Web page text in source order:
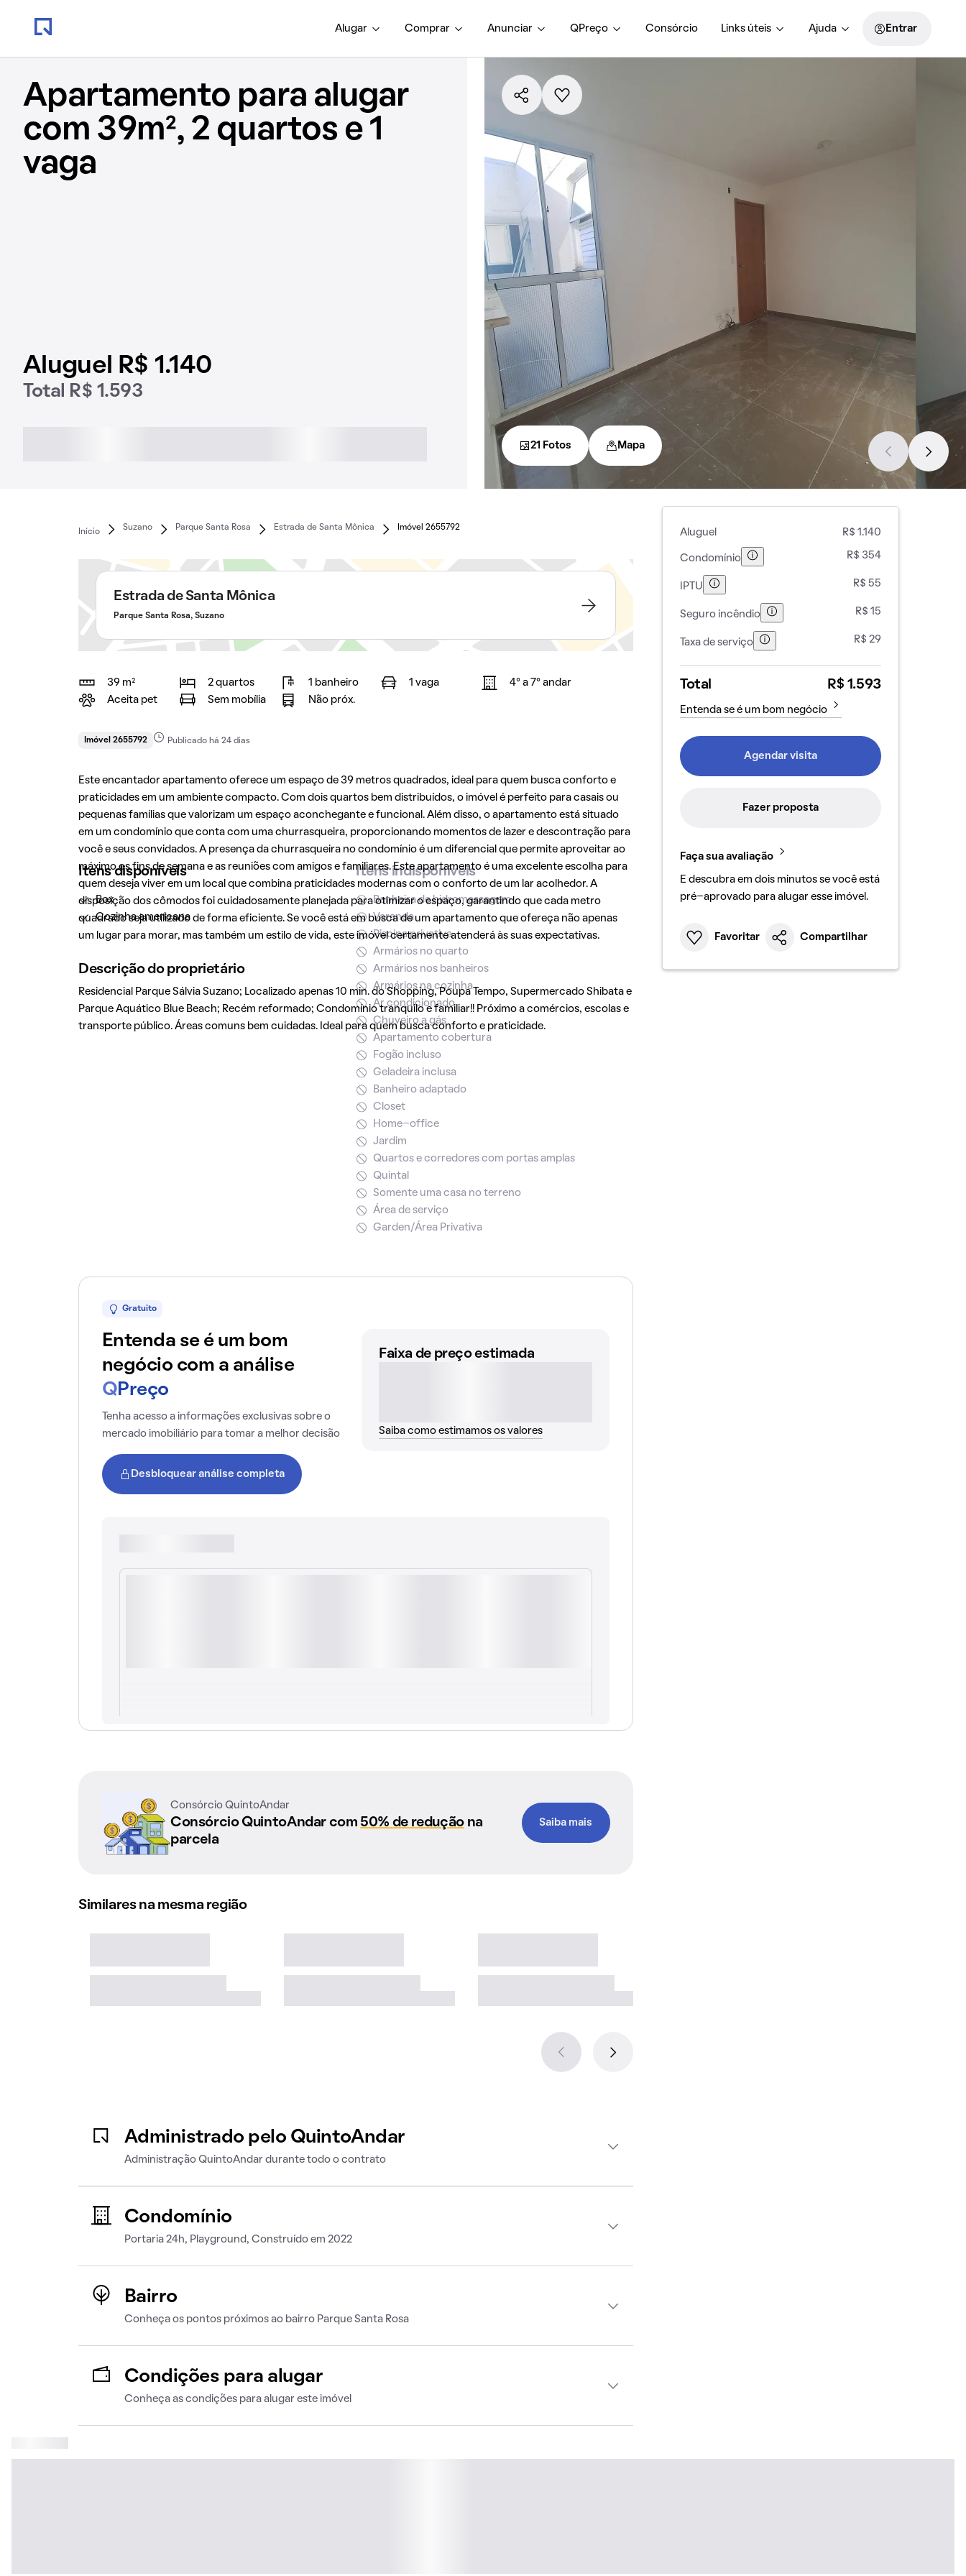
Alugar Comprar Anunciar QPreço Consórcio Links úteis Ajuda Entrar
Apartamento para alugar
com 39m², 2 quartos e 1
vaga
Aluguel R$ 1.140
Total R$ 1.593
21 Fotos Mapa
Início
Suzano Parque Santa Rosa Estrada de Santa Mônica Imóvel 2655792
Estrada de Santa Mônica
Parque Santa Rosa, Suzano
39 m² 2 quartos 1 banheiro 1 vaga
4° a 7° andar
Aceita pet
Sem mobília Não próx.
Imóvel 2655792 Publicado há 24 dias
Este encantador apartamento oferece um espaço de 39 metros quadrados, ideal para quem busca conforto e
praticidades em um ambiente compacto. Com dois quartos bem distribuídos, o imóvel é perfeito para casais ou
pequenas famílias que valorizam um espaço aconchegante e funcional. Além disso, o apartamento está situado
em um condomínio que conta com uma churrasqueira, proporcionando momentos de lazer e descontração para
você e seus convidados. A presença da churrasqueira no condomínio é um diferencial que permite aproveitar ao
máximo os fins de semana e as reuniões com amigos e familiares. Este apartamento é uma excelente escolha para
quem deseja viver em um local que combina praticidades modernas com o conforto de um lar acolhedor. A
disposição dos cômodos foi cuidadosamente planejada para otimizar o espaço, garantindo que cada metro
quadrado seja utilizado de forma eficiente. Se você está em busca de um apartamento que ofereça não apenas
um lugar para morar, mas também um estilo de vida, este imóvel certamente atenderá às suas expectativas.
Descrição do proprietário
Residencial Parque Sálvia Suzano; Localizado apenas 10 min. do Shopping, Poupa Tempo, Supermercado Shibata e
Parque Aquático Blue Beach; Recém reformado; Condomínio tranquilo e familiar!! Próximo a comércios, escolas e
transporte público. Áreas comuns bem cuidadas. Ideal para quem busca conforto e praticidade.
Itens disponíveis
Box
Cozinha americana
Itens indisponíveis
Banheira de hidromassagem
Varanda
Piscina privativa
Armários no quarto
Armários nos banheiros
Armários na cozinha
Ar condicionado
Chuveiro a gás
Apartamento cobertura
Fogão incluso
Geladeira inclusa
Banheiro adaptado
Closet
Home-office
Jardim
Quartos e corredores com portas amplas
Quintal
Somente uma casa no terreno
Área de serviço
Garden/Área Privativa
Gratuito
Entenda se é um bom
negócio com a análise
Q Preço
Tenha acesso a informações exclusivas sobre o
mercado imobiliário para tomar a melhor decisão
Desbloquear análise completa
Faixa de preço estimada
Saiba como estimamos os valores
Consórcio QuintoAndar
Consórcio QuintoAndar com 50% de reduçãona
parcela
Saiba mais
Similares na mesma região
Administrado pelo QuintoAndar
Administração QuintoAndar durante todo o contrato
Condomínio
Portaria 24h, Playground, Construído em 2022
Bairro
Conheça os pontos próximos ao bairro Parque Santa Rosa
Condições para alugar
Conheça as condições para alugar este imóvel
Aluguel R$ 1.140
Condomínio R$ 354
IPTU R$ 55
Seguro incêndio R$ 15
Taxa de serviço R$ 29
Total R$ 1.593
Entenda se é um bom negócio
Agendar visita
Fazer proposta
Faça sua avaliação
E descubra em dois minutos se você está
pré-aprovado para alugar esse imóvel.
Favoritar Compartilhar